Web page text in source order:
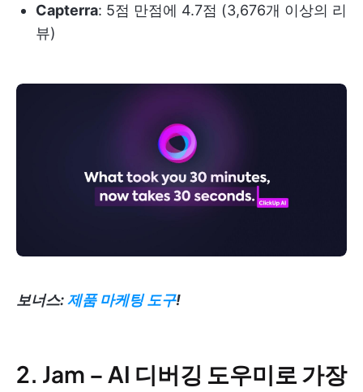
Capterra: 5점 만점에 4.7점 (3,676개 이상의 리
뷰)
보너스:제품 마케팅 도구!
2. Jam – AI 디버깅 도우미로 가장